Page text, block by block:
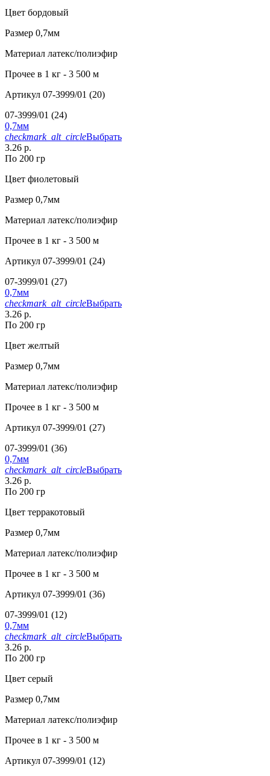
Цвет бордовый
Размер 0,7мм
Материал латекс/полиэфир
Прочее в 1 кг - 3 500 м
Артикул 07-3999/01 (20)
07-3999/01 (24)
0,7мм
checkmark_alt_circleВыбрать
3.26 р.
По 200 гр
Цвет фиолетовый
Размер 0,7мм
Материал латекс/полиэфир
Прочее в 1 кг - 3 500 м
Артикул 07-3999/01 (24)
07-3999/01 (27)
0,7мм
checkmark_alt_circleВыбрать
3.26 р.
По 200 гр
Цвет желтый
Размер 0,7мм
Материал латекс/полиэфир
Прочее в 1 кг - 3 500 м
Артикул 07-3999/01 (27)
07-3999/01 (36)
0,7мм
checkmark_alt_circleВыбрать
3.26 р.
По 200 гр
Цвет терракотовый
Размер 0,7мм
Материал латекс/полиэфир
Прочее в 1 кг - 3 500 м
Артикул 07-3999/01 (36)
07-3999/01 (12)
0,7мм
checkmark_alt_circleВыбрать
3.26 р.
По 200 гр
Цвет серый
Размер 0,7мм
Материал латекс/полиэфир
Прочее в 1 кг - 3 500 м
Артикул 07-3999/01 (12)